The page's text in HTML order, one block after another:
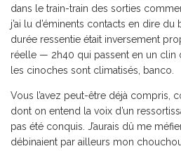
dans le train-train des sorties
j’ai lu d’éminents contacts en dire du
durée ressentie était inversement
réelle — 2h40 qui passent en un clin
les cinoches sont climatisés, banco.
Vous l’avez peut-être déjà compris,
dont on entend la voix d’un
pas été conquis. J’aurais dû me
débinaient par ailleurs mon